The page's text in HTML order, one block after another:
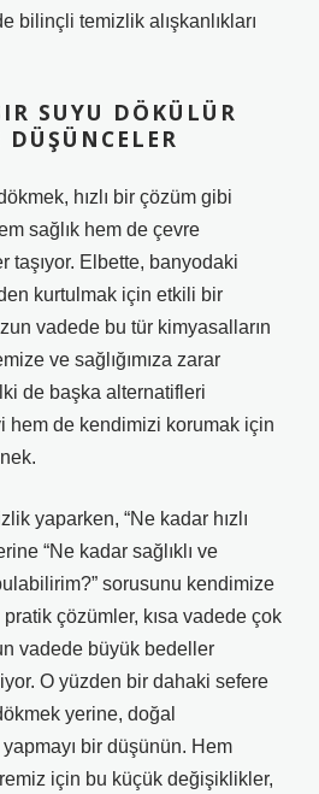
bilinçli temizlik alışkanlıkları
SUYU DÖKÜLÜR
hızlı bir çözüm gibi
sağlık hem de çevre
taşıyor. Elbette, banyodaki
kurtulmak için etkili bir
vadede bu tür kimyasalların
ve sağlığımıza zarar
de başka alternatifleri
hem de kendimizi korumak için
yaparken, “Ne kadar hızlı
“Ne kadar sağlıklı ve
sorusunu kendimize
çözümler, kısa vadede çok
vadede büyük bedeller
O yüzden bir dahaki sefere
yerine, doğal
bir düşünün. Hem
için bu küçük değişiklikler,